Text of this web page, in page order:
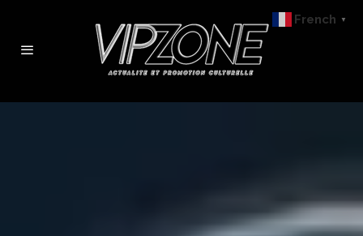
French ▼